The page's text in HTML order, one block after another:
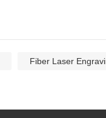
Fiber Laser